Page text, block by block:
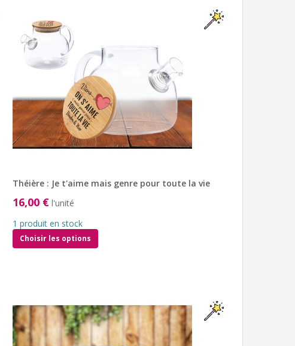
Théière : Je t'aime mais genre pour toute la vie
16,00 € l'unité
1 produit en stock
Choisir les options